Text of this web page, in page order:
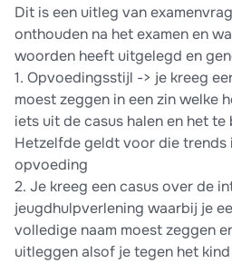
Dit is een uitleg van
onthouden na het examen en
woorden heeft uitgelegd en
1. Opvoedingsstijl -> je kreeg
moest zeggen in een zin welke
iets uit de casus halen en het te
Hetzelfde geldt voor die trends
opvoeding
2. Je kreeg een casus over de
jeugdhulpverlening waarbij je
volledige naam moest zeggen
uitleggen alsof je tegen het